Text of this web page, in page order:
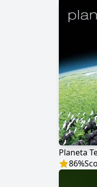
Planeta
86%